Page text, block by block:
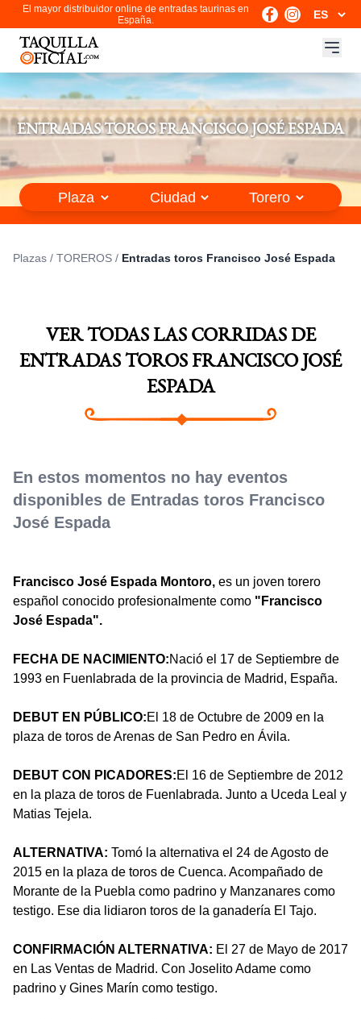
El mayor distribuidor online de entradas taurinas en
España.
ENTRADAS TOROS FRANCISCO JOSÉ ESPADA
Plazas / TOREROS / Entradas toros Francisco José Espada
VER TODAS LAS CORRIDAS DE
ENTRADAS TOROS FRANCISCO JOSÉ
ESPADA
En estos momentos no hay eventos
disponibles de Entradas toros Francisco
José Espada
Francisco José Espada Montoro, es un joven torero
español conocido profesionalmente como "Francisco
José Espada".
FECHA DE NACIMIENTO:Nació el 17 de Septiembre de
1993 en Fuenlabrada de la provincia de Madrid, España.
DEBUT EN PÚBLICO:El 18 de Octubre de 2009 en la
plaza de toros de Arenas de San Pedro en Ávila.
DEBUT CON PICADORES:El 16 de Septiembre de 2012
en la plaza de toros de Fuenlabrada. Junto a Uceda Leal y
Matias Tejela.
ALTERNATIVA: Tomó la alternativa el 24 de Agosto de
2015 en la plaza de toros de Cuenca. Acompañado de
Morante de la Puebla como padrino y Manzanares como
testigo. Ese dia lidiaron toros de la ganadería El Tajo.
CONFIRMACIÓN ALTERNATIVA: El 27 de Mayo de 2017
en Las Ventas de Madrid. Con Joselito Adame como
padrino y Gines Marín como testigo.